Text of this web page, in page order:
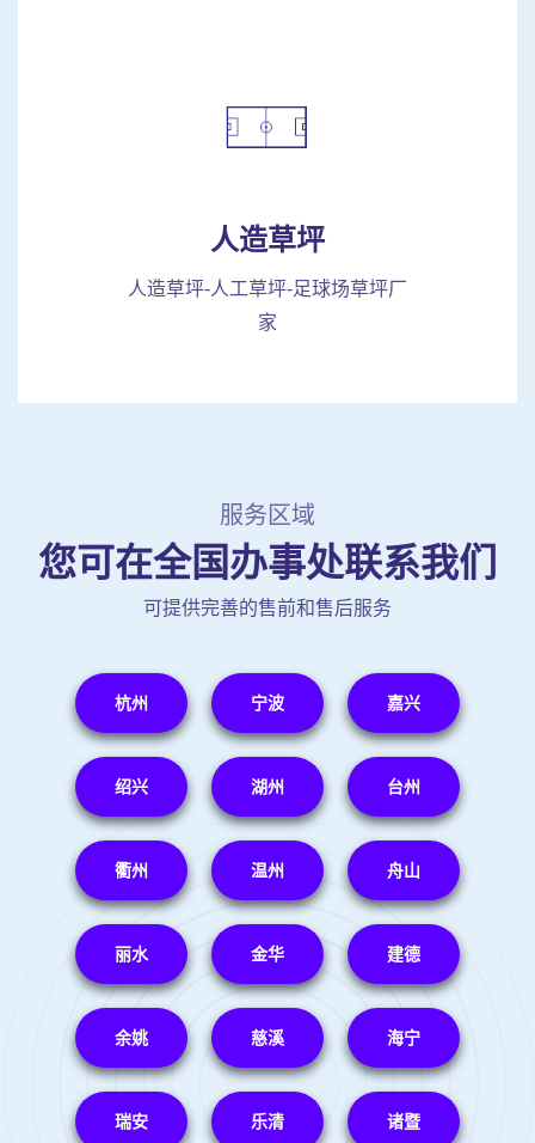
人造草坪
人造草坪-人工草坪-足球场草坪厂
家
服务区域
您可在全国办事处联系我们
可提供完善的售前和售后服务
杭州 宁波 嘉兴
绍兴 湖州 台州
衢州 温州 舟山
丽水 金华 建德
余姚 慈溪 海宁
瑞安 乐清 诸暨